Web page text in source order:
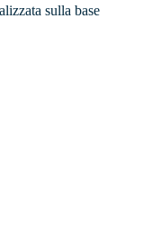
sulla base